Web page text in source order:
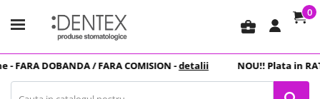
business_center
0
FARA DOBANDA/ FARA COMISION -detalii NOU!! Plata inRATE